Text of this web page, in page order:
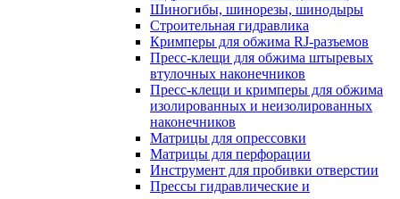
Шиногибы, шинорезы, шинодыры
Строительная гидравлика
Кримперы для обжима RJ-разъемов
Пресс-клещи для обжима штыревых
втулочных наконечников
Пресс-клещи и кримперы для обжима
изолированных и неизолированных
наконечников
Матрицы для опрессовки
Матрицы для перфорации
Инструмент для пробивки отверстии
Прессы гидравлические и